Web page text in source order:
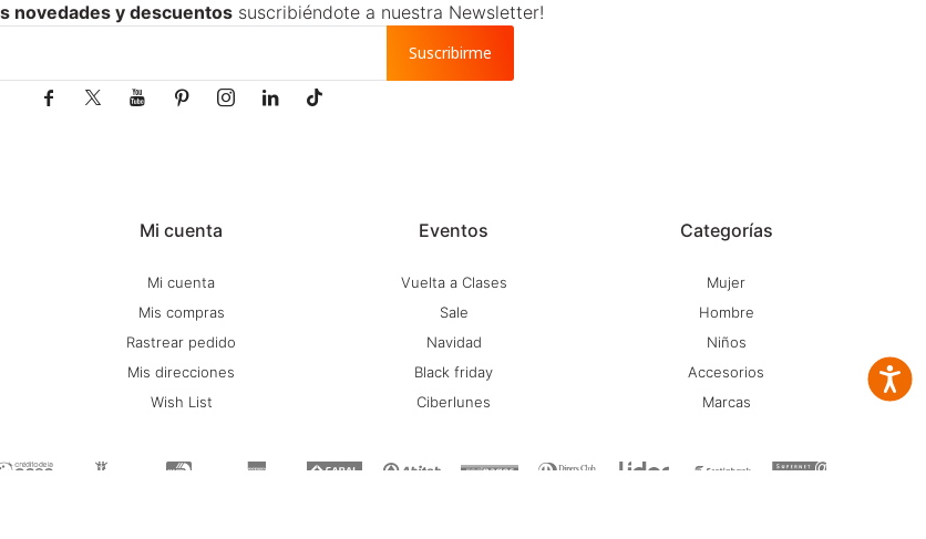
Mi cuenta
Mi cuenta
Mis compras
Rastrear pedido
Mis direcciones
Wish List
Eventos
Vuelta a Clases
Sale
Navidad
Black friday
Ciberlunes
Categorías
Mujer
Hombre
Niños
Accesorios
Marcas
novedades y descuentossuscribiéndote a nuestra Newsletter!
Suscribirme
      